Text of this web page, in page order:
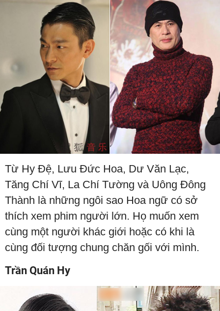
Từ Hy Đệ, Lưu Đức Hoa, Dư Văn Lạc,
Tăng Chí Vĩ, La Chí Tường và Uông Đông
Thành là những ngôi sao Hoa ngữ có sở
thích xem phim người lớn. Họ muốn xem
cùng một người khác giới hoặc có khi là
cùng đối tượng chung chăn gối với mình.
Trần Quán Hy